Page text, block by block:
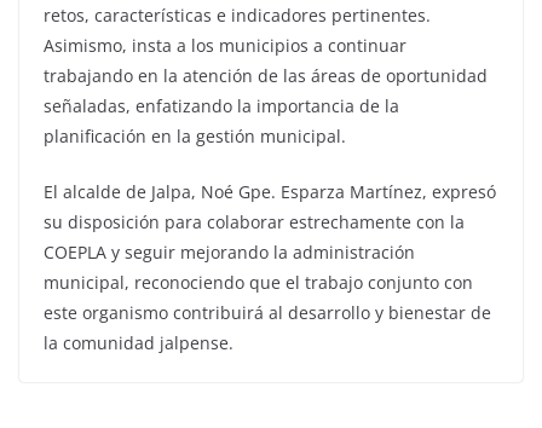
retos, características e indicadores pertinentes.
Asimismo, insta a los municipios a continuar
trabajando en la atención de las áreas de oportunidad
señaladas, enfatizando la importancia de la
planificación en la gestión municipal.
El alcalde de Jalpa, Noé Gpe. Esparza Martínez, expresó
su disposición para colaborar estrechamente con la
COEPLA y seguir mejorando la administración
municipal, reconociendo que el trabajo conjunto con
este organismo contribuirá al desarrollo y bienestar de
la comunidad jalpense.